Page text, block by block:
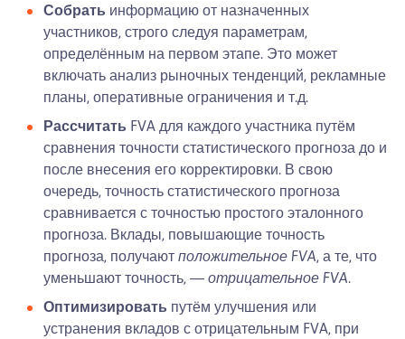
Собрать информацию от назначенных
участников, строго следуя параметрам,
определённым на первом этапе. Это может
включать анализ рыночных тенденций, рекламные
планы, оперативные ограничения и т.д.
Рассчитать FVA для каждого участника путём
сравнения точности статистического прогноза до и
после внесения его корректировки. В свою
очередь, точность статистического прогноза
сравнивается с точностью простого эталонного
прогноза. Вклады, повышающие точность
прогноза, получают положительное FVA, а те, что
уменьшают точность, — отрицательное FVA.
Оптимизировать путём улучшения или
устранения вкладов с отрицательным FVA, при